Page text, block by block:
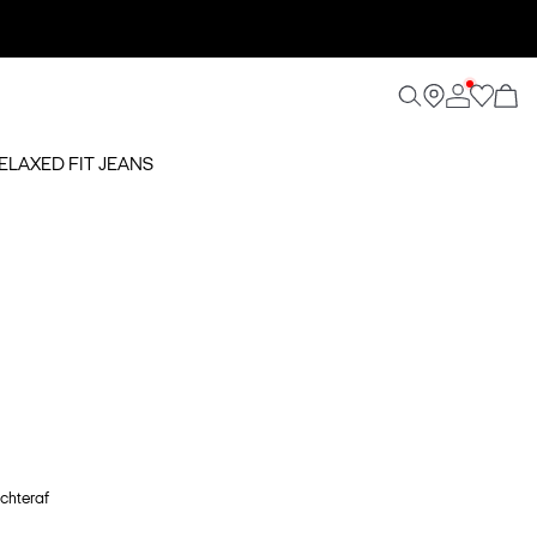
FIT JEANS